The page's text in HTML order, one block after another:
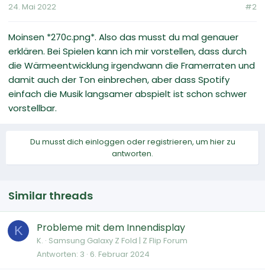
24. Mai 2022 #2
Moinsen *270c.png*. Also das musst du mal genauer
erklären. Bei Spielen kann ich mir vorstellen, dass durch
die Wärmeentwicklung irgendwann die Framerraten und
damit auch der Ton einbrechen, aber dass Spotify
einfach die Musik langsamer abspielt ist schon schwer
vorstellbar.
Du musst dich einloggen oder registrieren, um hier zu
antworten.
Similar threads
K Probleme mit dem Innendisplay
K. Samsung Galaxy Z Fold | Z Flip Forum
Antworten 3 6. Februar 2024